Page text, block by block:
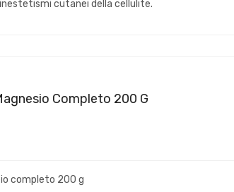
cutanei della cellulite.
Completo 200 G
completo 200 g